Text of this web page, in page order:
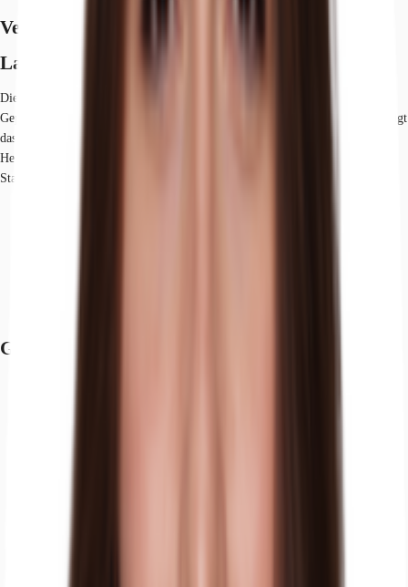
Verfügbare Fläche
Lage und Verkehrsanbindung
Die Liegenschaft befindet sich im südlichen Teil der Landeshauptstadt.
Geprägt durch Firmen wie die Henkel AG und Provinzial Versicherung verfügt
das Gewerbegebiet über einen guten Autobahnanschluss. Die Nähe zur
Heinrich-Heine-Universität sowie zahlreiche Parkanlagen verleihen dem
Standort einen besonderen Charme.
Grundrisse